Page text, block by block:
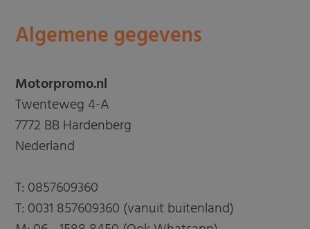
Algemene gegevens
Motorpromo.nl
Twenteweg 4-A
7772 BB Hardenberg
Nederland
T: 0857609360
T: 0031 857609360 (vanuit buitenland)